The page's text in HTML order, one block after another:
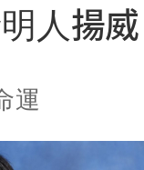
AI：人算不如
機算？
人揚威
運